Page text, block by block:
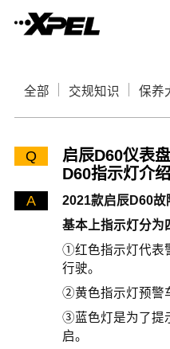
全部 交规知识 保养
Q
启辰D60仪表
D60指示灯介
A
2021款启辰D60故
基本上指示灯分为
①红色指示灯代表
行驶。
②黄色指示灯预警
③蓝色灯是为了提
启。